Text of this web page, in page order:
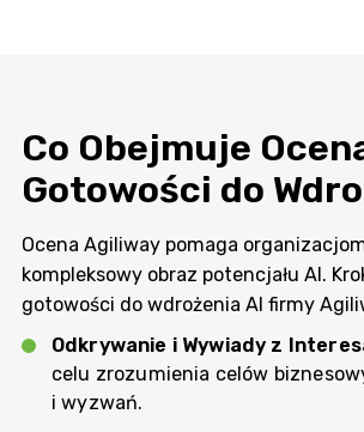
Co Obejmuje
Gotowości do
Ocena Agiliway pomaga
kompleksowy obraz potencjału AI.
gotowości do wdrożenia AI firmy
Odkrywanie i Wywiady z
celu zrozumienia celów
i wyzwań.